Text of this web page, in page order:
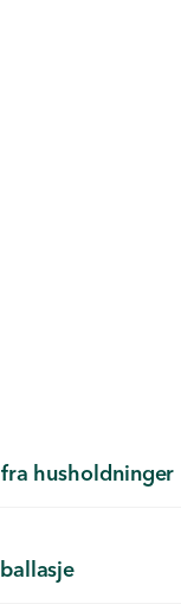
husholdninger